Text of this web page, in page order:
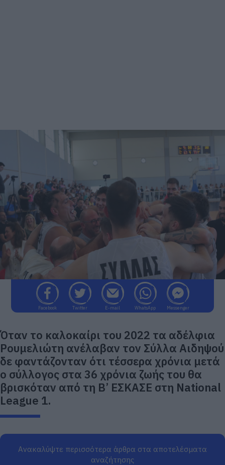
Facebook Twitter E-mail WhatsApp Messenger
Όταν το καλοκαίρι του 2022 τα αδέλφια
Ρουμελιώτη ανέλαβαν τον Σύλλα Αιδηψού
δε φαντάζονταν ότι τέσσερα χρόνια μετά
ο σύλλογος στα 36 χρόνια ζωής του θα
βρισκόταν από τη Β’ ΕΣΚΑΣΕ στη National
League 1.
Ανακαλύψτε περισσότερα άρθρα στα αποτελέσματα
αναζήτησης